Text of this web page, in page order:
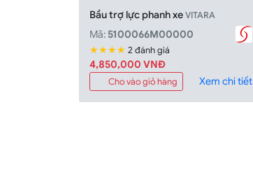
Bầu trợ lực phanh xeVITARA
Mã: 5100066M00000
★★★★ 2 đánh giá
4,850,000 VNĐ
Cho vào giỏ hàng Xem chi tiết